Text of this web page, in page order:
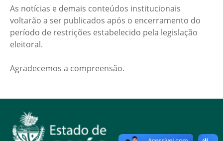
As notícias e demais conteúdos institucionais
voltarão a ser publicados após o encerramento do
período de restrições estabelecido pela legislação
eleitoral.
Agradecemos a compreensão.